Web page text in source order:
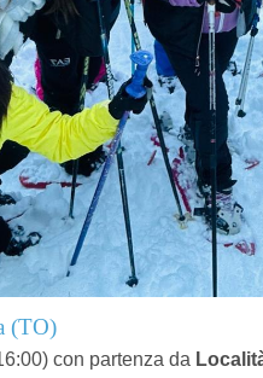
(TO)
con partenza da